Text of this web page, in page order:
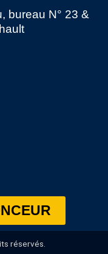
bureau N° 23 &
réservés.